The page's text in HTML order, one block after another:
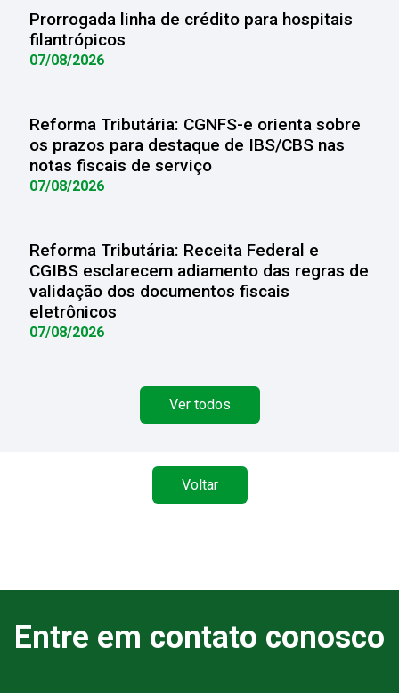
Prorrogada linha de crédito para hospitais
filantrópicos
07/08/2026
Reforma Tributária: CGNFS-e orienta sobre
os prazos para destaque de IBS/CBS nas
notas fiscais de serviço
07/08/2026
Reforma Tributária: Receita Federal e
CGIBS esclarecem adiamento das regras de
validação dos documentos fiscais
eletrônicos
07/08/2026
Ver todos
Voltar
Entre em contato conosco